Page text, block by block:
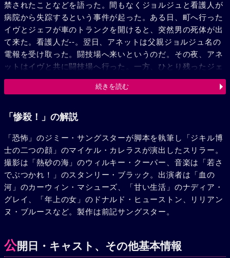
禁されたことなどを語った。間もなくジョルジュと看護人が
病院から失踪するという事件が起った。ある日、町へ行った
イヴとジェフが車のトランクを開けると、突然男の死体が出
て来た。看護人だ--。翌日、アネットは父親ジョルジュ名の
電報を受け取った。闘技場へ来いというのだ。その夜、アネ
ットはイヴと共に闘技場へ行った。一方、ひとり残ったジェ
フは工作場のアセチレン・ガス熔接機から炎が吹きだしてい
るのを見つけた。が、次の瞬間、ジェフの心臓は凍った。何
ジェフは突如頭を殴られ失神した。気づくとジェフはボンベ
笑っていた。闘技場から戻ったイヴとアネットは工作場が焼
けおちているのにびっくりした。警部から焼け跡に一死体と
全身火傷の男がいたと聞かされたイヴは、その男こそジェフ
に違いないと思い病院に駆けつけた。病院には全身包帯の男
がベッドに寝ていた。イヴはその男に近づき、何と思ったか
男の体につながっている輸血用の管を引き抜いたのだ--
続きを読む
「惨殺！」の解説
「恐怖」のジミー・サングスターが脚本を執筆し「ジキル博
士の二つの顔」のマイケル・カレラスが演出したスリラー。
撮影は「熱砂の海」のウィルキー・クーパー、音楽は「若さ
でぶつかれ！」のスタンリー・ブラック。出演者は「血の
河」のカーウィン・マシューズ、「甘い生活」のナディア・
グレイ、「年上の女」のドナルド・ヒューストン、リリアン
ヌ・ブルースなど。製作は前記サングスター。
公開日・キャスト、その他基本情報